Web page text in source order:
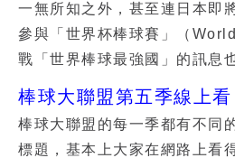
一無所知之外，甚至連日本即
參與「世界杯棒球賽」（
戰「世界棒球最強國」的訊息
棒球大聯盟第五季線上看
棒球大聯盟的每一季都有不同
標題，基本上大家在網路上看